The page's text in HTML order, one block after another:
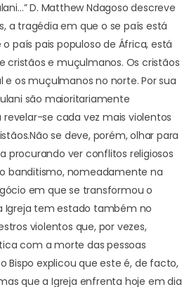
D. Matthew Ndagoso descreve
a tragédia em que o se país está
o país pais populoso de África, está
cristãos e muçulmanos. Os cristãos
os muçulmanos no norte. Por sua
são maioritariamente
se cada vez mais violentos
Não se deve, porém, olhar para
procurando ver conflitos religiosos
banditismo, nomeadamente na
em que se transformou o
Igreja tem estado também no
violentos que, por vezes,
com a morte das pessoas
Bispo explicou que este é, de facto,
que a Igreja enfrenta hoje em dia